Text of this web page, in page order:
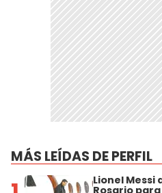
MÁS LEÍDAS DE PERFIL
Lionel Messi
Rosario